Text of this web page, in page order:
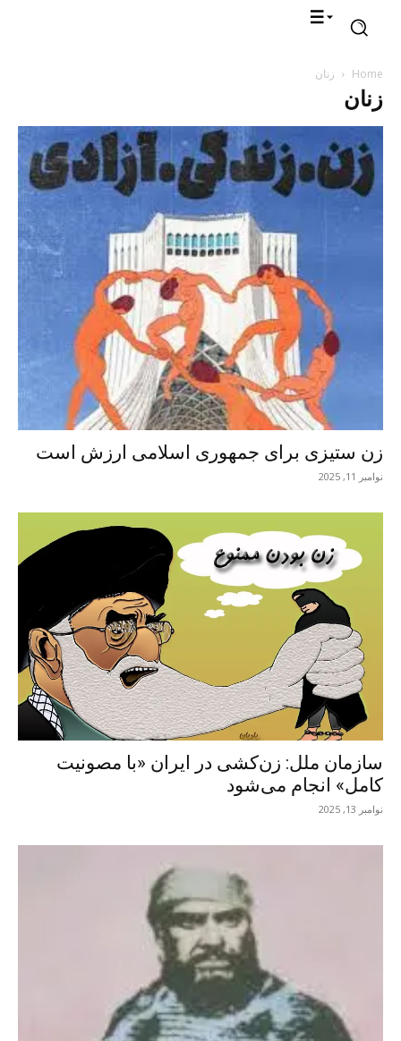
Home زنان
زنان
زن ستیزی برای جمهوری اسلامی ارزش است
نوامبر 11, 2025
سازمان ملل: زن‌کشی در ایران «با مصونیت
کامل» انجام می‌شود
نوامبر 13, 2025